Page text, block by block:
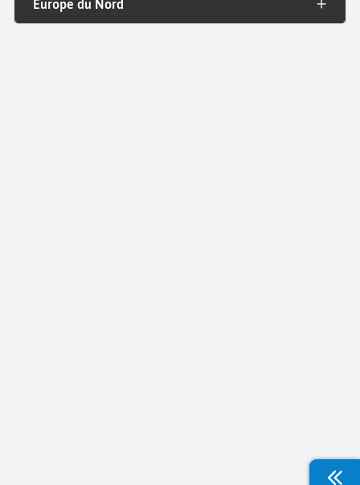
Europe du Nord